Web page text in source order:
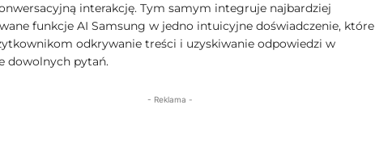
interakcję. Tym samym integruje najbardziej
funkcje AI Samsung w jedno intuicyjne doświadczenie, które
odkrywanie treści i uzyskiwanie odpowiedzi w
dowolnych pytań.
- Reklama -